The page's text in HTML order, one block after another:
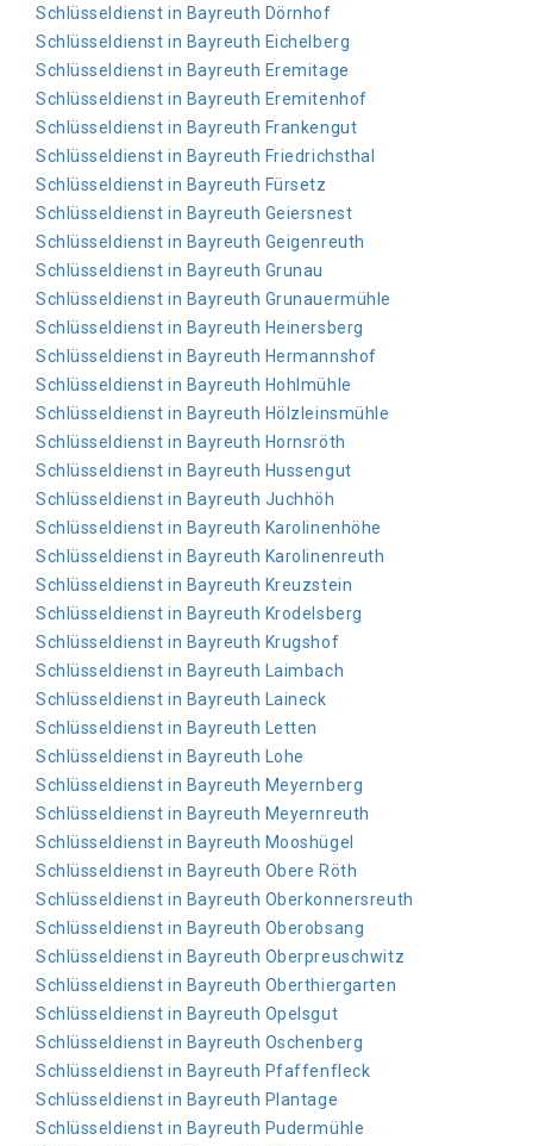
Schlüsseldienst in Bayreuth Dörnhof
Schlüsseldienst in Bayreuth Eichelberg
Schlüsseldienst in Bayreuth Eremitage
Schlüsseldienst in Bayreuth Eremitenhof
Schlüsseldienst in Bayreuth Frankengut
Schlüsseldienst in Bayreuth Friedrichsthal
Schlüsseldienst in Bayreuth Fürsetz
Schlüsseldienst in Bayreuth Geiersnest
Schlüsseldienst in Bayreuth Geigenreuth
Schlüsseldienst in Bayreuth Grunau
Schlüsseldienst in Bayreuth Grunauermühle
Schlüsseldienst in Bayreuth Heinersberg
Schlüsseldienst in Bayreuth Hermannshof
Schlüsseldienst in Bayreuth Hohlmühle
Schlüsseldienst in Bayreuth Hölzleinsmühle
Schlüsseldienst in Bayreuth Hornsröth
Schlüsseldienst in Bayreuth Hussengut
Schlüsseldienst in Bayreuth Juchhöh
Schlüsseldienst in Bayreuth Karolinenhöhe
Schlüsseldienst in Bayreuth Karolinenreuth
Schlüsseldienst in Bayreuth Kreuzstein
Schlüsseldienst in Bayreuth Krodelsberg
Schlüsseldienst in Bayreuth Krugshof
Schlüsseldienst in Bayreuth Laimbach
Schlüsseldienst in Bayreuth Laineck
Schlüsseldienst in Bayreuth Letten
Schlüsseldienst in Bayreuth Lohe
Schlüsseldienst in Bayreuth Meyernberg
Schlüsseldienst in Bayreuth Meyernreuth
Schlüsseldienst in Bayreuth Mooshügel
Schlüsseldienst in Bayreuth Obere Röth
Schlüsseldienst in Bayreuth Oberkonnersreuth
Schlüsseldienst in Bayreuth Oberobsang
Schlüsseldienst in Bayreuth Oberpreuschwitz
Schlüsseldienst in Bayreuth Oberthiergarten
Schlüsseldienst in Bayreuth Opelsgut
Schlüsseldienst in Bayreuth Oschenberg
Schlüsseldienst in Bayreuth Pfaffenfleck
Schlüsseldienst in Bayreuth Plantage
Schlüsseldienst in Bayreuth Pudermühle